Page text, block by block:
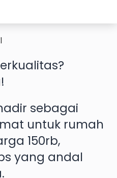
sebagai
untuk rumah
150rb,
yang andal